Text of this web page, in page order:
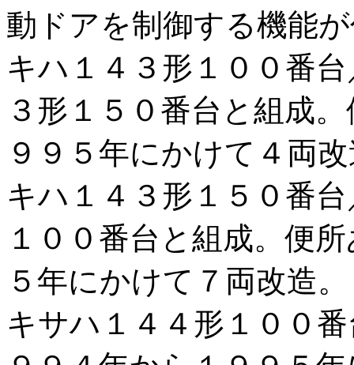
動ドアを制御する機能
キハ１４３形１００番
３形１５０番台と組成
９９５年にかけて４両
キハ１４３形１５０番
１００番台と組成。便
５年にかけて７両改造
キサハ１４４形１００